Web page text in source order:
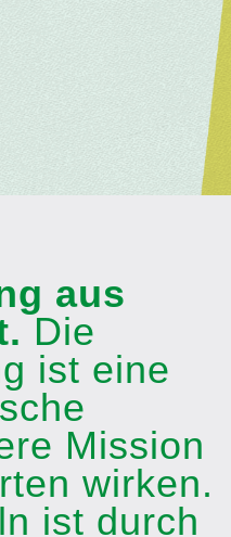
aus
Die
ist eine
Mission
wirken.
ist durch